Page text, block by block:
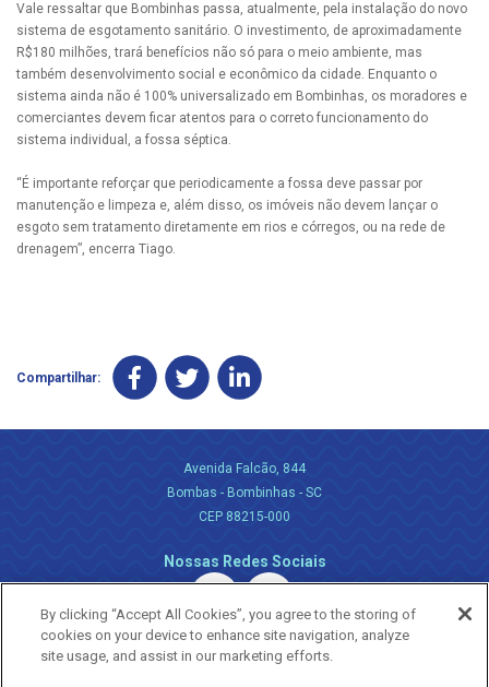
Vale ressaltar que Bombinhas passa, atualmente, pela instalação do novo
sistema de esgotamento sanitário. O investimento, de aproximadamente
R$180 milhões, trará benefícios não só para o meio ambiente, mas
também desenvolvimento social e econômico da cidade. Enquanto o
sistema ainda não é 100% universalizado em Bombinhas, os moradores e
comerciantes devem ficar atentos para o correto funcionamento do
sistema individual, a fossa séptica.
“É importante reforçar que periodicamente a fossa deve passar por
manutenção e limpeza e, além disso, os imóveis não devem lançar o
esgoto sem tratamento diretamente em rios e córregos, ou na rede de
drenagem”, encerra Tiago.
Compartilhar:
Avenida Falcão, 844
Bombas - Bombinhas - SC
CEP 88215-000
Nossas Redes Sociais
By clicking “Accept All Cookies”, you agree to the storing of
cookies on your device to enhance site navigation, analyze
site usage, and assist in our marketing efforts.